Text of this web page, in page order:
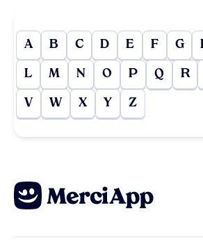
A B C D E F G
L M N O P Q R
V W X Y Z